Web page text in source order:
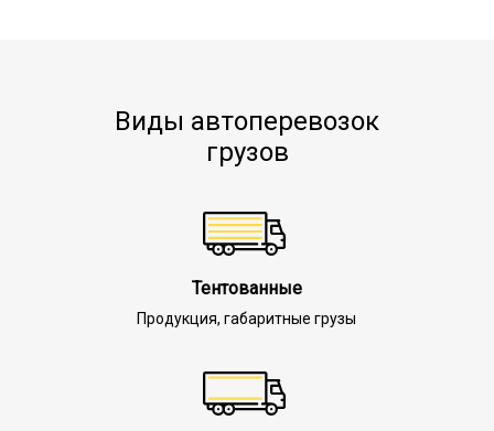
Виды автоперевозок
грузов
Тентованные
Продукция, габаритные грузы